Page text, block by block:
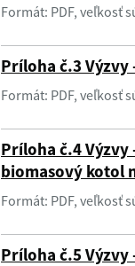
Formát: PDF, veľkosť
Príloha č.3
Formát: PDF, veľkosť
Príloha č.4
biomasový kotol
Formát: PDF, veľkosť
Príloha č.5